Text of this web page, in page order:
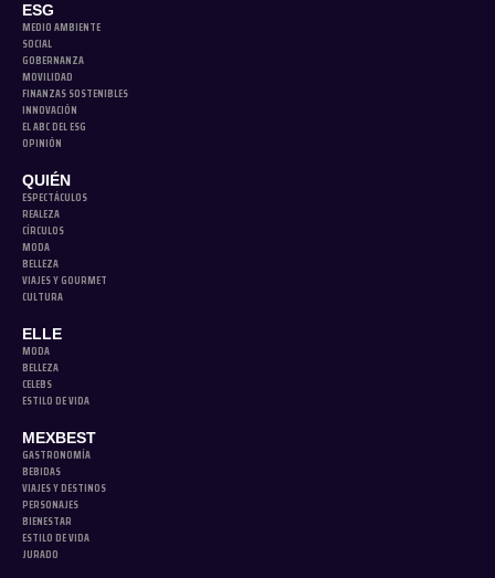
ESG
MEDIO AMBIENTE
SOCIAL
GOBERNANZA
MOVILIDAD
FINANZAS SOSTENIBLES
INNOVACIÓN
EL ABC DEL ESG
OPINIÓN
QUIÉN
ESPECTÁCULOS
REALEZA
CÍRCULOS
MODA
BELLEZA
VIAJES Y GOURMET
CULTURA
ELLE
MODA
BELLEZA
CELEBS
ESTILO DE VIDA
MEXBEST
GASTRONOMÍA
BEBIDAS
VIAJES Y DESTINOS
PERSONAJES
BIENESTAR
ESTILO DE VIDA
JURADO